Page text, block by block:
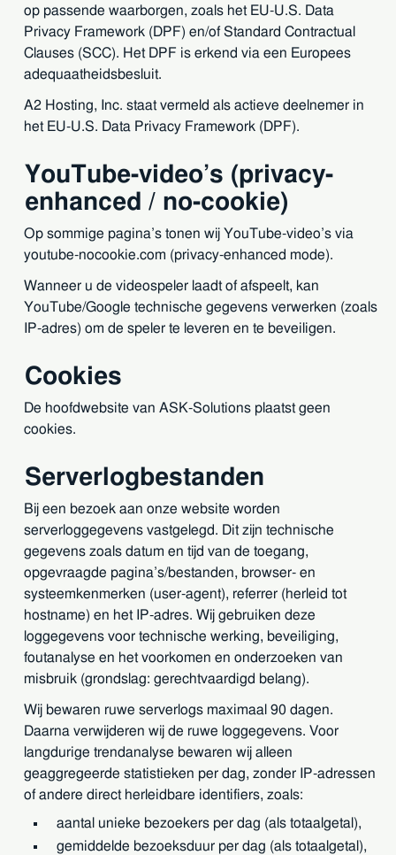
op passende waarborgen, zoals het EU-U.S. Data
Privacy Framework (DPF) en/of Standard Contractual
Clauses (SCC). Het DPF is erkend via een Europees
adequaatheidsbesluit.
A2 Hosting, Inc. staat vermeld als actieve deelnemer in
het EU-U.S. Data Privacy Framework (DPF).
YouTube-video’s (privacy-
enhanced / no-cookie)
Op sommige pagina’s tonen wij YouTube-video’s via
youtube-nocookie.com (privacy-enhanced mode).
Wanneer u de videospeler laadt of afspeelt, kan
YouTube/Google technische gegevens verwerken (zoals
IP-adres) om de speler te leveren en te beveiligen.
Cookies
De hoofdwebsite van ASK-Solutions plaatst geen
cookies.
Serverlogbestanden
Bij een bezoek aan onze website worden
serverloggegevens vastgelegd. Dit zijn technische
gegevens zoals datum en tijd van de toegang,
opgevraagde pagina’s/bestanden, browser- en
systeemkenmerken (user-agent), referrer (herleid tot
hostname) en het IP-adres. Wij gebruiken deze
loggegevens voor technische werking, beveiliging,
foutanalyse en het voorkomen en onderzoeken van
misbruik (grondslag: gerechtvaardigd belang).
Wij bewaren ruwe serverlogs maximaal 90 dagen.
Daarna verwijderen wij de ruwe loggegevens. Voor
langdurige trendanalyse bewaren wij alleen
geaggregeerde statistieken per dag, zonder IP-adressen
of andere direct herleidbare identifiers, zoals:
aantal unieke bezoekers per dag (als totaalgetal),
gemiddelde bezoeksduur per dag (als totaalgetal),